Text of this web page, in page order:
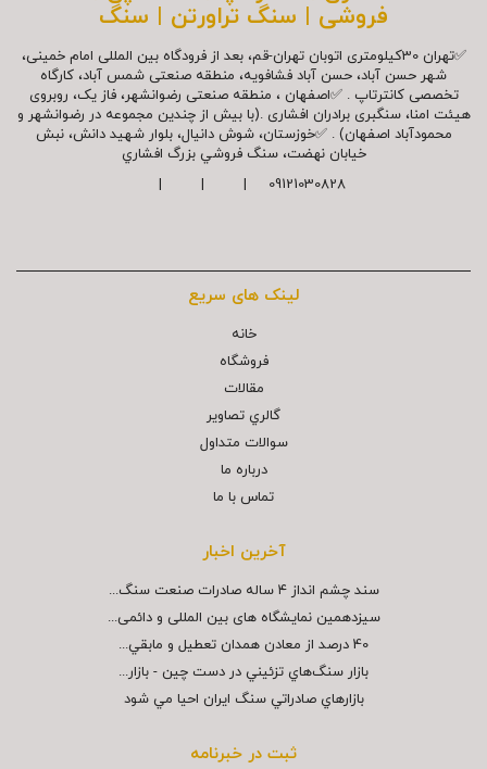
فروشی | سنگ تراورتن | سنگ
✅تهران 30کیلومتری اتوبان تهران-قم، بعد از فرودگاه بین المللی امام خمینی،
شهر حسن آباد، حسن آباد فشافویه، منطقه صنعتی شمس آباد، کارگاه
تخصصی کانترتاپ . ✅اصفهان ، منطقه صنعتی رضوانشهر، فاز یک، روبروی
هیئت امنا، سنگبری برادران افشاری .(با بیش از چندین مجموعه در رضوانشهر و
محمودآباد اصفهان) . ✅خوزستان، شوش دانیال، بلوار شهيد دانش، نبش
خیابان نهضت، سنگ فروشي بزرگ افشاري
09121030828 | | |
لینک های سریع
خانه
فروشگاه
مقالات
گالري تصاوير
سوالات متداول
درباره ما
تماس با ما
آخرین اخبار
سند چشم انداز ۴ ساله صادرات صنعت سنگ...
سیزدهمین نمایشگاه های بین المللی و دائمی...
40 درصد از معادن همدان تعطيل و مابقي...
بازار سنگ‌هاي تزئيني در دست چين - بازار...
بازارهاي صادراتي سنگ ايران احيا مي شود
ثبت در خبرنامه